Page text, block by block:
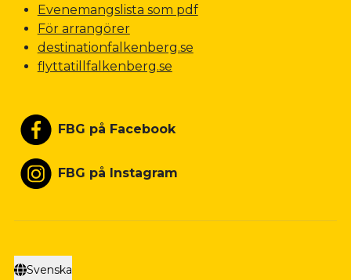
Evenemangslista som pdf
För arrangörer
destinationfalkenberg.se
flyttatillfalkenberg.se
FBG på Facebook
FBG på Instagram
Svenska